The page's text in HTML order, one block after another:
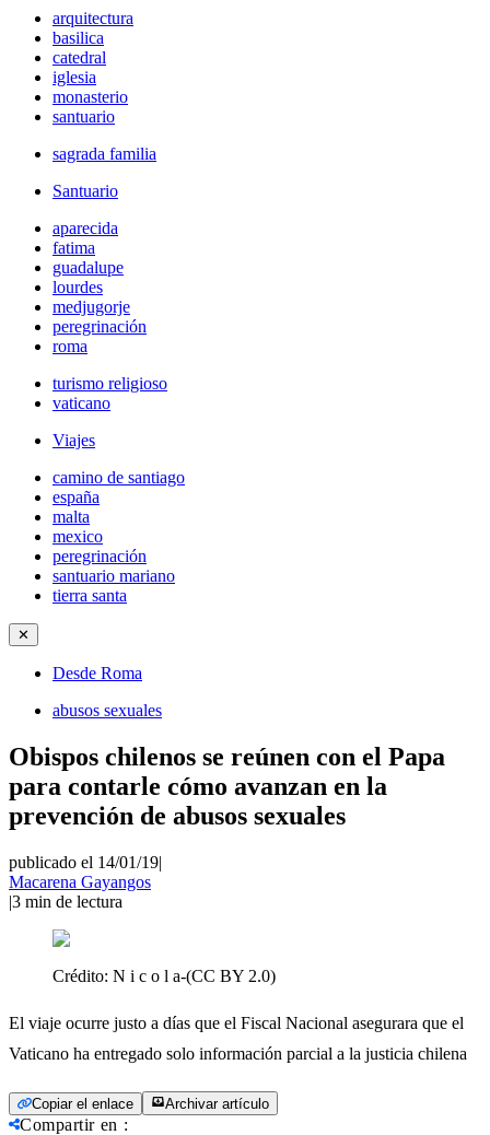
arquitectura
basilica
catedral
iglesia
monasterio
santuario
sagrada familia
Santuario
aparecida
fatima
guadalupe
lourdes
medjugorje
peregrinación
roma
turismo religioso
vaticano
Viajes
camino de santiago
españa
malta
mexico
peregrinación
santuario mariano
tierra santa
✕
Desde Roma
abusos sexuales
Obispos chilenos se reúnen con el Papa
para contarle cómo avanzan en la
prevención de abusos sexuales
publicado el 14/01/19|
Macarena Gayangos
|3 min de lectura
Crédito: N i c o l a-(CC BY 2.0)
El viaje ocurre justo a días que el Fiscal Nacional asegurara que el
Vaticano ha entregado solo información parcial a la justicia chilena
Copiar el enlace Archivar artículo
Compartir en :